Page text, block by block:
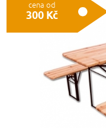
cena od
300 Kč